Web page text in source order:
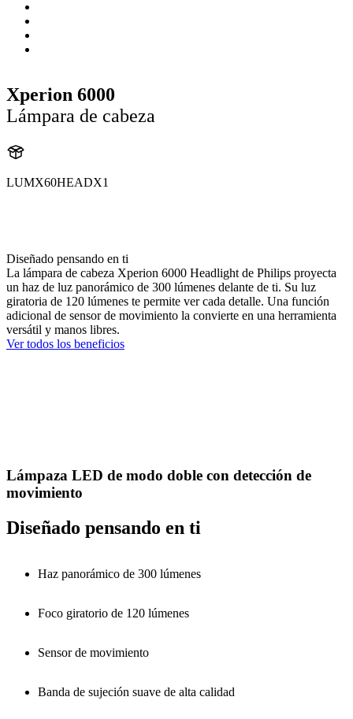
Xperion 6000
Lámpara de cabeza
LUMX60HEADX1
Diseñado pensando en ti
La lámpara de cabeza Xperion 6000 Headlight de Philips proyecta
un haz de luz panorámico de 300 lúmenes delante de ti. Su luz
giratoria de 120 lúmenes te permite ver cada detalle. Una función
adicional de sensor de movimiento la convierte en una herramienta
versátil y manos libres.
Ver todos los beneficios
Lámpaza LED de modo doble con detección de
movimiento
Diseñado pensando en ti
Haz panorámico de 300 lúmenes
Foco giratorio de 120 lúmenes
Sensor de movimiento
Banda de sujeción suave de alta calidad